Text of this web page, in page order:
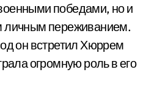
победами, но и
личным переживанием.
он встретил Хюррем
огромную роль в его